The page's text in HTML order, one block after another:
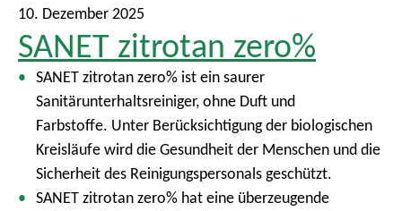
10. Dezember 2025
SANET zitrotan zero%
SANET zitrotan zero% ist ein saurer
Sanitärunterhaltsreiniger, ohne Duft und
Farbstoffe. Unter Berücksichtigung der biologischen
Kreisläufe wird die Gesundheit der Menschen und die
Sicherheit des Reinigungspersonals geschützt.
SANET zitrotan zero% hat eine überzeugende